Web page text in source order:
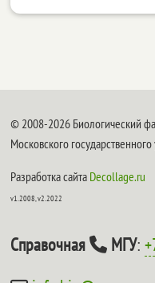
© 2008-2026 Биологический
Московского
Разработка сайта Decollage.ru
v1.2008, v2.2022
Справочная МГУ: